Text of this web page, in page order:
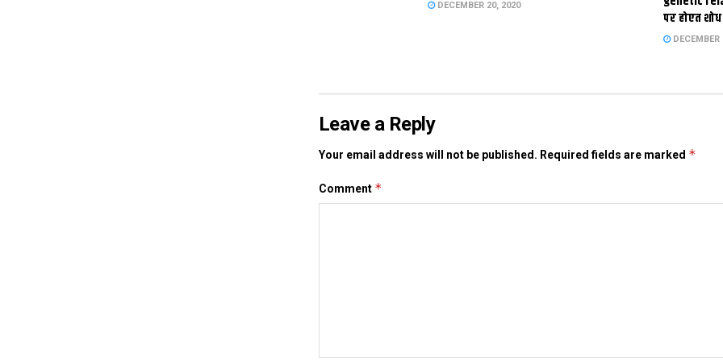
DECEMBER 20, 2020
पर होएत शोध
DECEMBER
Leave a Reply
Your email address will not be published. Required fields are marked *
Comment *